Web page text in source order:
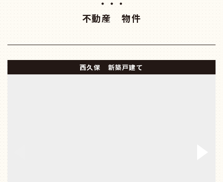
不動産 物件
西久保 新築戸建て